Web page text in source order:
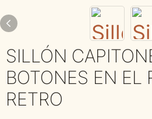
SILLÓN
BOTONES EN EL
RETRO